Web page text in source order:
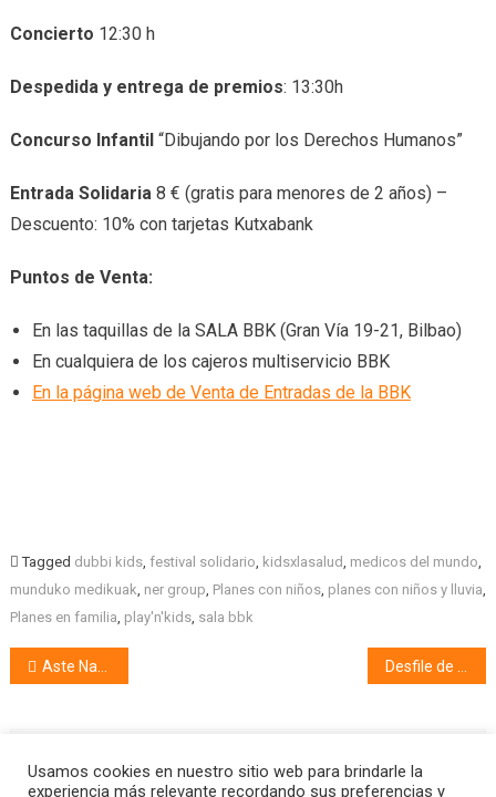
Concierto 12:30 h
Despedida y entrega de premios: 13:30h
Concurso Infantil“Dibujando por los Derechos Humanos”
Entrada Solidaria8 € (gratis para menores de 2 años) –
Descuento: 10% con tarjetas Kutxabank
Puntos de Venta:
En las taquillas de la SALA BBK (Gran Vía 19-21, Bilbao)
En cualquiera de los cajeros multiservicio BBK
En la página web de Venta de Entradas de la BBK
Tagged dubbi kids, festival solidario, kidsxlasalud, medicos del mundo,
munduko medikuak, ner group, Planes con niños, planes con niños y lluvia,
Planes en familia, play'n'kids, sala bbk
Aste Nagusia en familia
Deja una respuesta
Usamos cookies en nuestro sitio web para brindarle la
experiencia más relevante recordando sus preferencias y